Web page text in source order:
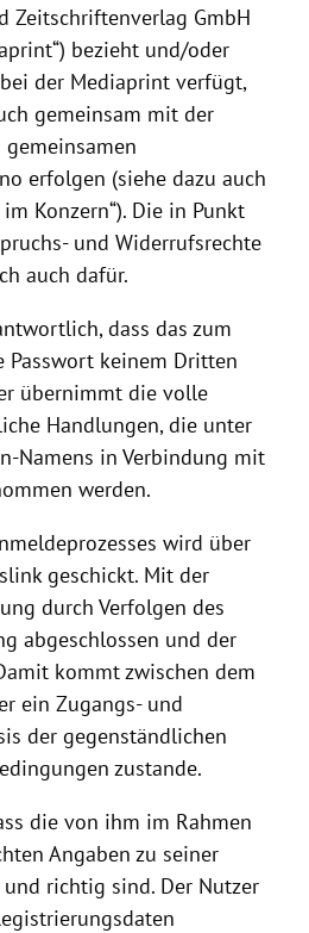
Zeitschriftenverlag GmbH
bezieht und/oder
der Mediaprint verfügt,
gemeinsam mit der
erfolgen (siehe dazu auch
Konzern“). Die in Punkt
und Widerrufsrechte
auch dafür.
dass das zum
Passwort keinem Dritten
übernimmt die volle
Handlungen, die unter
Namens in Verbindung mit
werden.
wird über
geschickt. Mit der
durch Verfolgen des
abgeschlossen und der
kommt zwischen dem
ein Zugangs- und
der gegenständlichen
zustande.
die von ihm im Rahmen
Angaben zu seiner
richtig sind. Der Nutzer